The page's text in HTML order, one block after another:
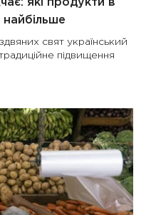
які продукти в
найбільше
свят український
підвищення